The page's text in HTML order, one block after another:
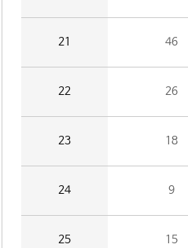
21 46
22 26
23 18
24 9
25 15